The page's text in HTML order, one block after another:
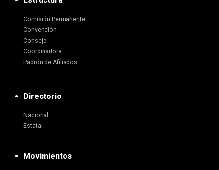
Comisión Permanente
Convención
Consejo
Coordinadora
Padrón de Afiliados
Directorio
Nacional
Estatal
Movimientos